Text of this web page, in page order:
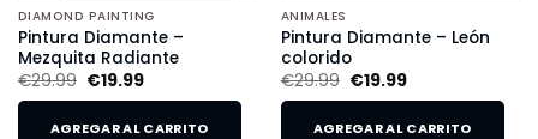
DIAMOND PAINTING
Pintura Diamante –
Mezquita Radiante
€29.99 €19.99
AGREGAR AL CARRITO
ANIMALES
Pintura Diamante – León
colorido
€29.99 €19.99
AGREGAR AL CARRITO